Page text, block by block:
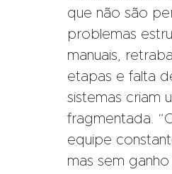
que não são
problemas
manuais,
etapas e falta
sistemas criam
fragmentada.
equipe
mas sem